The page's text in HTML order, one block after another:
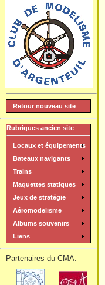
]
Retour nouveau site
Rubriques ancien site
Locaux et équipements
Bateaux navigants
Trains
Maquettes statiques
Jeux de stratégie
Aéromodelisme
Albums souvenirs
Liens
Partenaires du CMA: